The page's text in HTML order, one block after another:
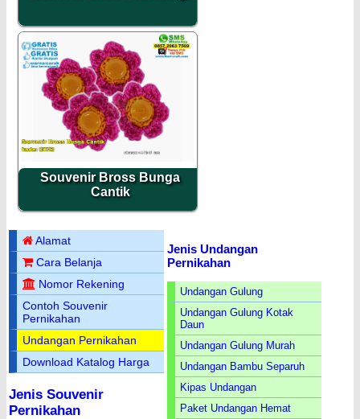
Souvenir Bross Bunga
Cantik
Alamat
Cara Belanja
Nomor Rekening
Contoh Souvenir
Pernikahan
Undangan Pernikahan
Download Katalog Harga
Jenis Souvenir
Pernikahan
Jenis Undangan
Pernikahan
Undangan Gulung
Undangan Gulung Kotak
Daun
Undangan Gulung Murah
Undangan Bambu Separuh
Kipas Undangan
Paket Undangan Hemat